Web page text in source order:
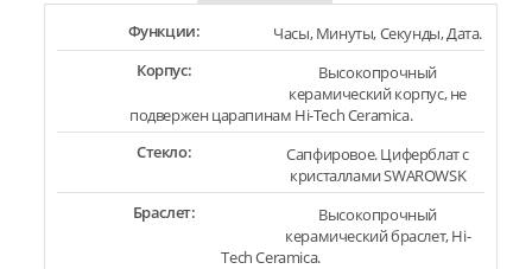
Функции:
Часы, Минуты, Cекунды, Дата.
Корпус:
Высокопрочный
керамический корпус, не
подвержен царапинам Hi-Tech Ceramica.
Стекло:
Сапфировое. Циферблат с
кристаллами SWAROWSK
Браслет:
Высокопрочный
керамический браслет, Hi-
Tech Ceramica.